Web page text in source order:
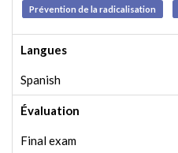
Prévention de la radicalisation
Langues
Spanish
Évaluation
Final exam